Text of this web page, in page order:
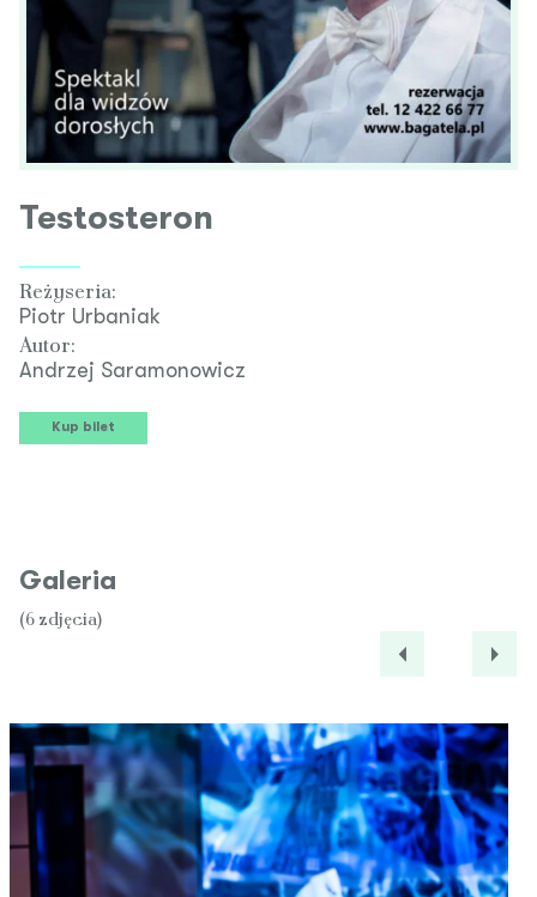
Testosteron
Reżyseria:
Piotr Urbaniak
Autor:
Andrzej Saramonowicz
Kup bilet
Galeria
(6 zdjęcia)